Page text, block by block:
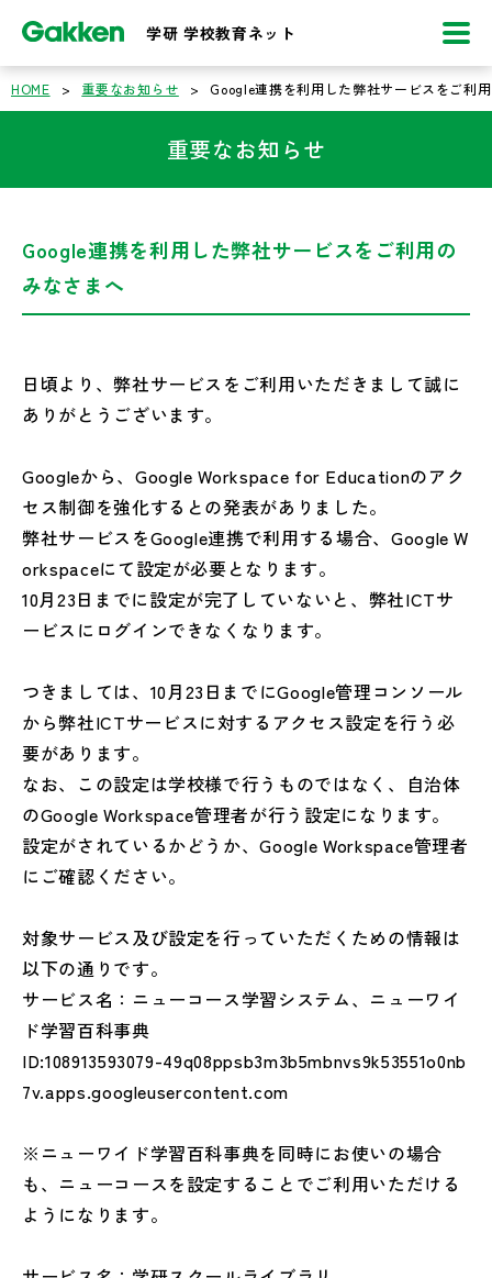
学研 学校教育ネット
HOME > 重要なお知らせ > Google連携を利用した弊社サービスをご利
重要なお知らせ
Google連携を利用した弊社サービスをご利用の
みなさまへ
日頃より、弊社サービスをご利用いただきまして誠に
ありがとうございます。
Googleから、Google Workspace for Educationのアク
セス制御を強化するとの発表がありました。
弊社サービスをGoogle連携で利用する場合、Google W
orkspaceにて設定が必要となります。
10月23日までに設定が完了していないと、弊社ICTサ
ービスにログインできなくなります。
つきましては、10月23日までにGoogle管理コンソール
から弊社ICTサービスに対するアクセス設定を行う必
要があります。
なお、この設定は学校様で行うものではなく、自治体
のGoogle Workspace管理者が行う設定になります。
設定がされているかどうか、Google Workspace管理者
にご確認ください。
対象サービス及び設定を行っていただくための情報は
以下の通りです。
サービス名：ニューコース学習システム、ニューワイ
ド学習百科事典
ID:108913593079-49q08ppsb3m3b5mbnvs9k53551o0nb
7v.apps.googleusercontent.com
※ニューワイド学習百科事典を同時にお使いの場合
も、ニューコースを設定することでご利用いただける
ようになります。